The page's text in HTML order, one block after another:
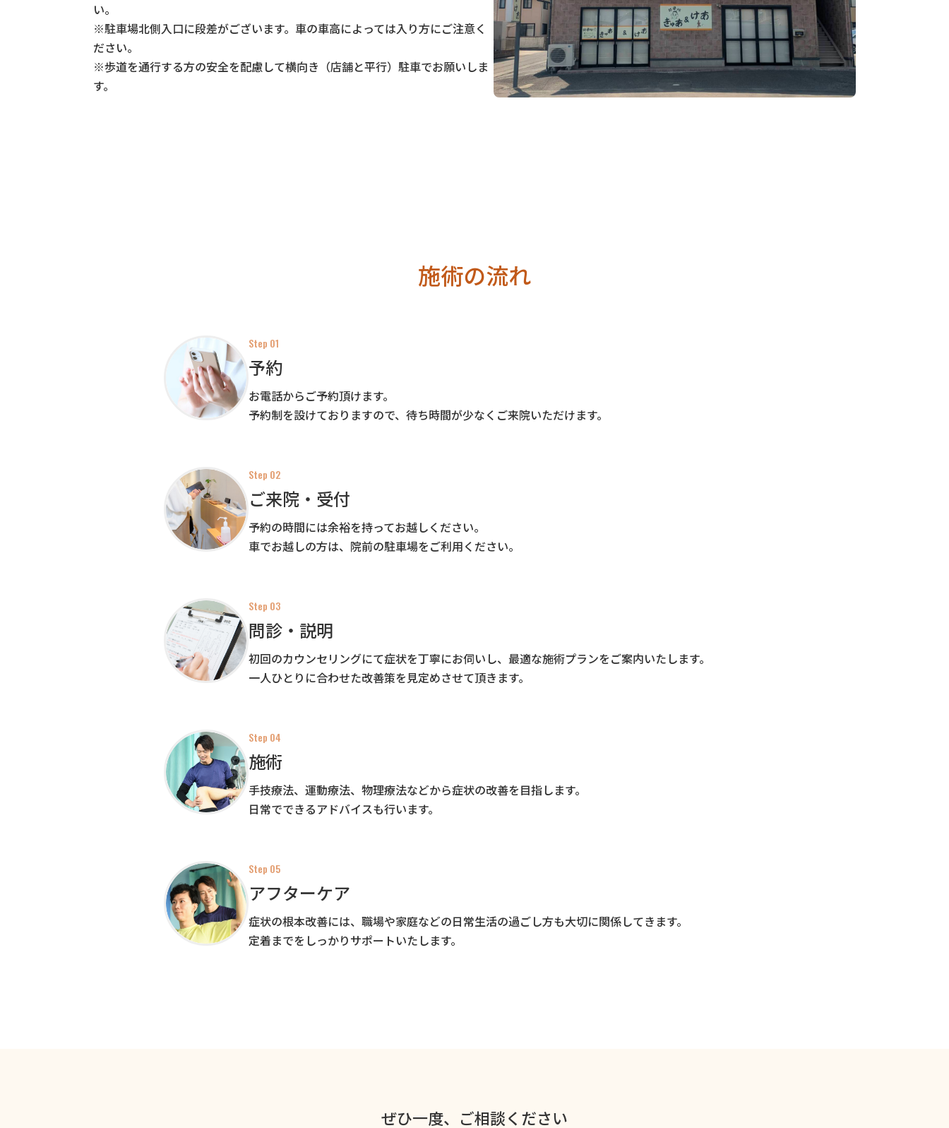
い。
※駐車場北側入口に段差がございます。車の車高によっては入り方にご注意く
ださい。
※歩道を通行する方の安全を配慮して横向き（店舗と平行）駐車でお願いしま
す。
施術の流れ
Step 01
予約
お電話からご予約頂けます。
予約制を設けておりますので、待ち時間が少なくご来院いただけます。
Step 02
ご来院・受付
予約の時間には余裕を持ってお越しください。
車でお越しの方は、院前の駐車場をご利用ください。
Step 03
問診・説明
初回のカウンセリングにて症状を丁寧にお伺いし、最適な施術プランをご案内いたします。
一人ひとりに合わせた改善策を見定めさせて頂きます。
Step 04
施術
手技療法、運動療法、物理療法などから症状の改善を目指します。
日常でできるアドバイスも行います。
Step 05
アフターケア
症状の根本改善には、職場や家庭などの日常生活の過ごし方も大切に関係してきます。
定着までをしっかりサポートいたします。
ぜひ一度、ご相談ください